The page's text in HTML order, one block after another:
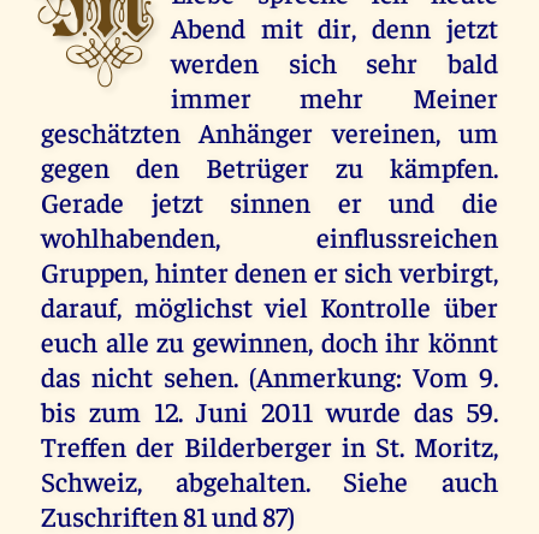
Abend mit dir, denn jetzt
werden sich sehr bald
immer mehr Meiner
geschätzten Anhänger vereinen, um
gegen den Betrüger zu kämpfen.
Gerade jetzt sinnen er und die
wohlhabenden, einflussreichen
Gruppen, hinter denen er sich verbirgt,
darauf, möglichst viel Kontrolle über
euch alle zu gewinnen, doch ihr könnt
das nicht sehen. (Anmerkung: Vom 9.
bis zum 12. Juni 2011 wurde das 59.
Treffen der Bilderberger in St. Moritz,
Schweiz, abgehalten. Siehe auch
Zuschriften 81 und 87)